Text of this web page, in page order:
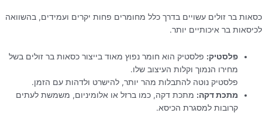
כסאות בר זולים עשויים בדרך כלל מחומרים פחות יקרים ועמידים, בהשוואה
לכיסאות בר איכותיים יותר.
פלסטיק: פלסטיק הוא חומר נפוץ מאוד בייצור כסאות בר זולים בשל
מחירו הנמוך וקלות העיצוב שלו.
פלסטיק נוטה להתבלות מהר יותר, להישרט ולדהות עם הזמן.
מתכת דקה: מתכת דקה, כמו ברזל או אלומיניום, משמשת לעתים
קרובות למסגרת הכיסא.